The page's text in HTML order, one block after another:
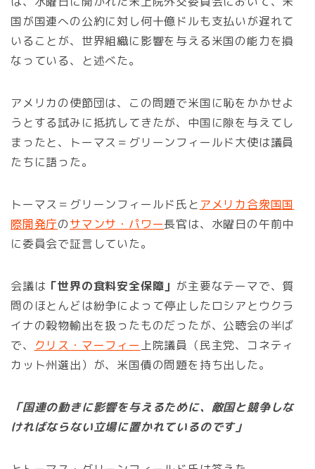
国が国連への公約に対し何十億ドルも支払いが遅れて
いることが、世界組織に影響を与える米国の能力を損
なっている、と述べた。
アメリカの使節団は、この問題で米国に恥をかかせよ
うとする試みに抵抗してきたが、中国に隙を与えてし
まったと、トーマス＝グリーンフィールド大使は議員
たちに語った。
トーマス＝グリーンフィールド氏と アメリカ合衆国国
際開発庁のサマンサ・パワー長官は、水曜日の午前中
に委員会で証言していた。
会議は 「世界の食料安全保障」 が主要なテーマで、質
問のほとんどは紛争によって停止したロシアとウクラ
イナの穀物輸出を扱ったものだったが、公聴会の半ば
で、
クリス・マーフィー 上院議員（民主党、コネティ
カット州選出）が、米国債の問題を持ち出した。
「国連の動きに影響を与えるために、敵国と競争しな
ければならない立場に置かれているのです」